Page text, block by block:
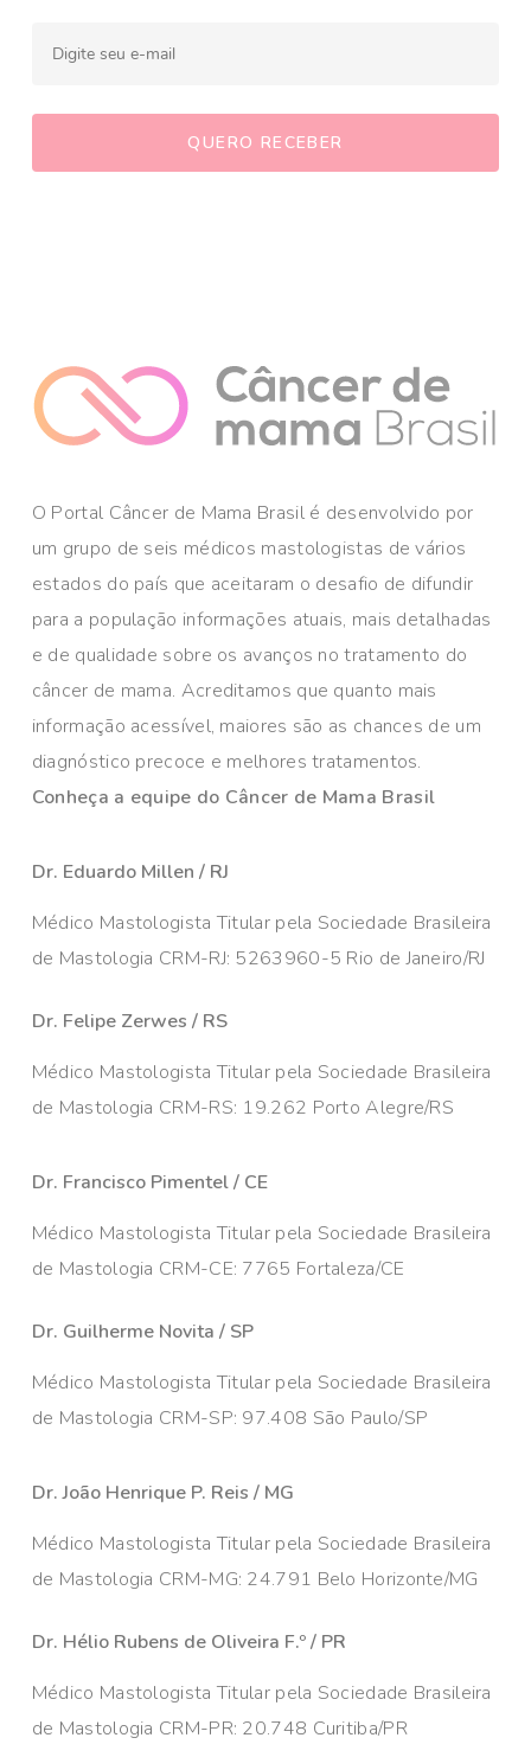
O Portal Câncer de Mama Brasil é desenvolvido por
um grupo de seis médicos mastologistas de vários
estados do país que aceitaram o desafio de difundir
para a população informações atuais, mais detalhadas
e de qualidade sobre os avanços no tratamento do
câncer de mama. Acreditamos que quanto mais
informação acessível, maiores são as chances de um
diagnóstico precoce e melhores tratamentos.
Conheça a equipe do Câncer de Mama Brasil
Dr. Eduardo Millen / RJ
Médico Mastologista Titular pela Sociedade Brasileira
de Mastologia CRM-RJ: 5263960-5 Rio de Janeiro/RJ
Dr. Felipe Zerwes / RS
Médico Mastologista Titular pela Sociedade Brasileira
de Mastologia CRM-RS: 19.262 Porto Alegre/RS
Dr. Francisco Pimentel / CE
Médico Mastologista Titular pela Sociedade Brasileira
de Mastologia CRM-CE: 7765 Fortaleza/CE
Dr. Guilherme Novita / SP
Médico Mastologista Titular pela Sociedade Brasileira
de Mastologia CRM-SP: 97.408 São Paulo/SP
Dr. João Henrique P. Reis / MG
Médico Mastologista Titular pela Sociedade Brasileira
de Mastologia CRM-MG: 24.791 Belo Horizonte/MG
Dr. Hélio Rubens de Oliveira F.º / PR
Médico Mastologista Titular pela Sociedade Brasileira
de Mastologia CRM-PR: 20.748 Curitiba/PR